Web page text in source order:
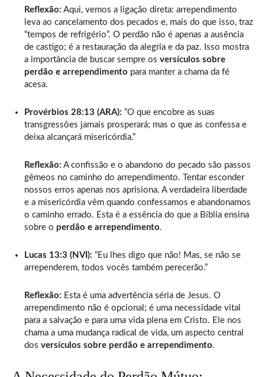
Reflexão: Aqui, vemos a ligação direta: arrependimento
leva ao cancelamento dos pecados e, mais do que isso, traz
“tempos de refrigério”. O perdão não é apenas a ausência
de castigo; é a restauração da alegria e da paz. Isso mostra
a importância de buscar sempre os versículos sobre
perdão e arrependimento para manter a chama da fé
acesa.
Provérbios 28:13 (ARA): “O que encobre as suas
transgressões jamais prosperará; mas o que as confessa e
deixa alcançará misericórdia.”
Reflexão: A confissão e o abandono do pecado são passos
gêmeos no caminho do arrependimento. Tentar esconder
nossos erros apenas nos aprisiona. A verdadeira liberdade
e a misericórdia vêm quando confessamos e abandonamos
o caminho errado. Esta é a essência do que a Bíblia ensina
sobre o perdão e arrependimento.
Lucas 13:3 (NVI): “Eu lhes digo que não! Mas, se não se
arrependerem, todos vocês também perecerão.”
Reflexão: Esta é uma advertência séria de Jesus. O
arrependimento não é opcional; é uma necessidade vital
para a salvação e para uma vida plena em Cristo. Ele nos
chama a uma mudança radical de vida, um aspecto central
dos versículos sobre perdão e arrependimento.